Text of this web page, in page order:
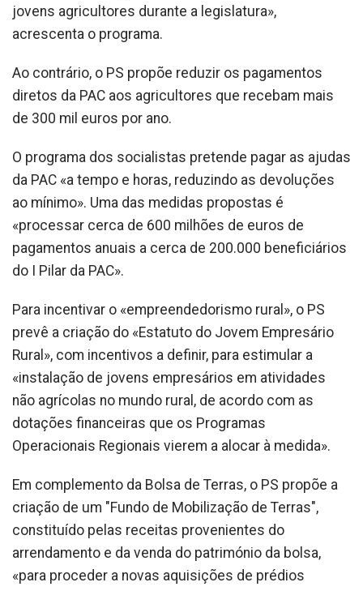
jovens agricultores durante a legislatura»,
acrescenta o programa.
Ao contrário, o PS propõe reduzir os pagamentos
diretos da PAC aos agricultores que recebam mais
de 300 mil euros por ano.
O programa dos socialistas pretende pagar as ajudas
da PAC «a tempo e horas, reduzindo as devoluções
ao mínimo». Uma das medidas propostas é
«processar cerca de 600 milhões de euros de
pagamentos anuais a cerca de 200.000 beneficiários
do I Pilar da PAC».
Para incentivar o «empreendedorismo rural», o PS
prevê a criação do «Estatuto do Jovem Empresário
Rural», com incentivos a definir, para estimular a
«instalação de jovens empresários em atividades
não agrícolas no mundo rural, de acordo com as
dotações financeiras que os Programas
Operacionais Regionais vierem a alocar à medida».
Em complemento da Bolsa de Terras, o PS propõe a
criação de um "Fundo de Mobilização de Terras",
constituído pelas receitas provenientes do
arrendamento e da venda do património da bolsa,
«para proceder a novas aquisições de prédios